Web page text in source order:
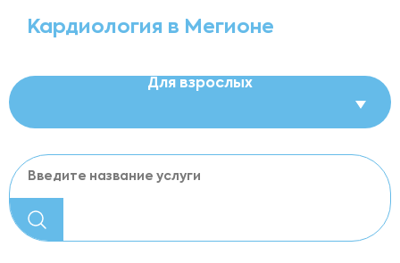
Кардиология в Мегионе
Для взрослых